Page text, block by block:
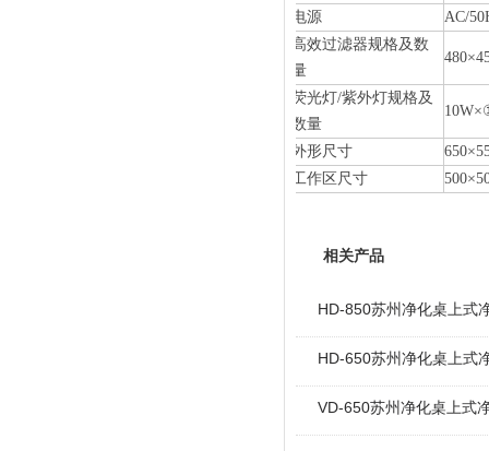
电源
AC/
高效过滤器规格及数
量
荧光灯/紫外灯规格及
数量
10W×
外形尺寸
工作区尺寸
相关产品
HD-850苏州净化桌上式
HD-650苏州净化桌上式
VD-650苏州净化桌上式